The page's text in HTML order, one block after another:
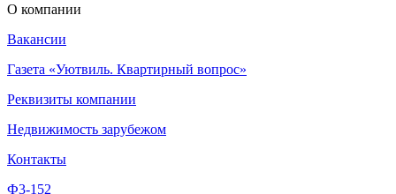
О компании
Вакансии
Газета «Уютвиль. Квартирный вопрос»
Реквизиты компании
Недвижимость зарубежом
Контакты
Ф3-152